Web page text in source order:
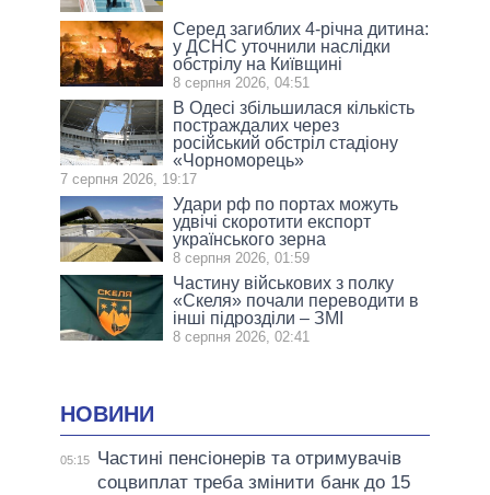
Серед загиблих 4-річна дитина:
у ДСНС уточнили наслідки
обстрілу на Київщині
8 серпня 2026, 04:51
В Одесі збільшилася кількість
постраждалих через
російський обстріл стадіону
«Чорноморець»
7 серпня 2026, 19:17
Удари рф по портах можуть
удвічі скоротити експорт
українського зерна
8 серпня 2026, 01:59
Частину військових з полку
«Скеля» почали переводити в
інші підрозділи – ЗМІ
8 серпня 2026, 02:41
НОВИНИ
05:15
Частині пенсіонерів та отримувачів
соцвиплат треба змінити банк до 15